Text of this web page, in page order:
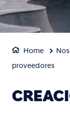
Home
proveedores